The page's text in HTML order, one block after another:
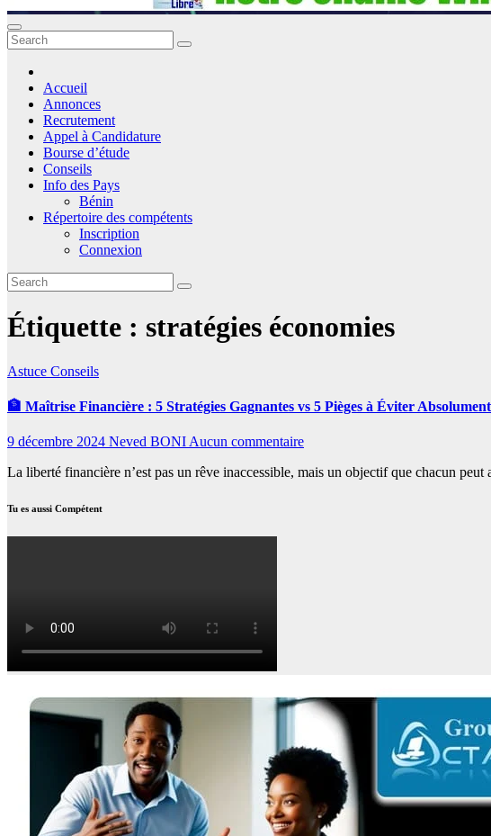
Accueil
Annonces
Recrutement
Appel à Candidature
Bourse d’étude
Conseils
Info des Pays
Bénin
Répertoire des compétents
Inscription
Connexion
Étiquette : stratégies économies
Astuce Conseils
🏦 Maîtrise Financière : 5 Stratégies Gagnantes vs 5 Pièges à Éviter Absolument
9 décembre 2024 Neved BONIAucun commentaire
La liberté financière n’est pas un rêve inaccessible, mais un objectif que chacun
Tu es aussi Compétent